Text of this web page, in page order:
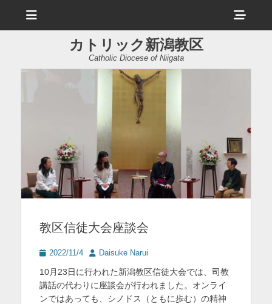
ュ
ヘ
ッ
ー
ド
バ
コ
カトリック新潟教区
Catholic Diocese of Niigata
教区信徒大会座談会
投
日
2022/11/4
投
者
Daisuke Narui
10月23日に行われた新潟教区信徒大会では、司教
講話の代わりに座談会が行われました。オンライ
ンではあっても、シノドス（ともに歩む）の精神